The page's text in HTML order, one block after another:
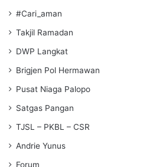
#Cari_aman
Takjil Ramadan
DWP Langkat
Brigjen Pol Hermawan
Pusat Niaga Palopo
Satgas Pangan
TJSL – PKBL – CSR
Andrie Yunus
Forum